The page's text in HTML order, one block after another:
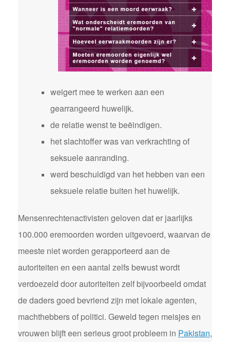
weigert mee te werken aan een
gearrangeerd huwelijk.
de relatie wenst te beëindigen.
het slachtoffer was van verkrachting of
seksuele aanranding.
werd beschuldigd van het hebben van een
seksuele relatie buiten het huwelijk.
Mensenrechtenactivisten geloven dat er jaarlijks
100.000 eremoorden worden uitgevoerd, waarvan de
meeste niet worden gerapporteerd aan de
autoriteiten en een aantal zelfs bewust wordt
verdoezeld door autoriteiten zelf bijvoorbeeld omdat
de daders goed bevriend zijn met lokale agenten,
machthebbers of politici. Geweld tegen meisjes en
vrouwen blijft een serieus groot probleem in Pakistan,